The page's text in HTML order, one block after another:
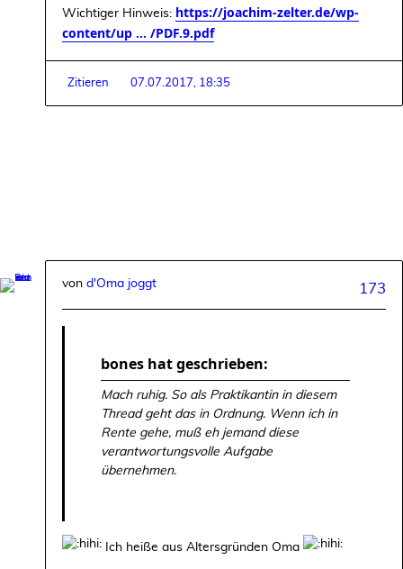
Wichtiger Hinweis: https://joachim-zelter.de/wp-
content/up ... /PDF.9.pdf
Zitieren 07.07.2017, 18:35
173
von d'Oma joggt
bones hat geschrieben:
Mach ruhig. So als Praktikantin in diesem
Thread geht das in Ordnung. Wenn ich in
Rente gehe, muß eh jemand diese
verantwortungsvolle Aufgabe
übernehmen.
Ich heiße aus Altersgründen Oma